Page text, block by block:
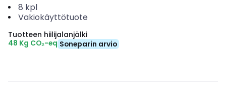
8 kpl
Vakiokäyttötuote
Tuotteen hiilijalanjälki
48 Kg CO₂-eq Soneparin arvio